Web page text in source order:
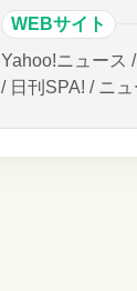
WEBサイト
Yahoo!ニュース
/ 日刊SPA! / ニ